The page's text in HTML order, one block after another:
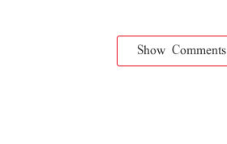
Show Comments